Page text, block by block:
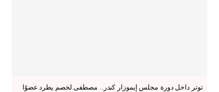
توتر داخل دورة مجلس إيموزار كندر.. مصطفى لخصم يطرد عضوًا